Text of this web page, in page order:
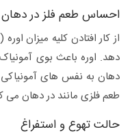
احساس طعم فلز در دهان
دهد. اوره باعث بوی
دهان به نفس های
طعم فلزی مانند در دهان می
حالت تهوع و استفراغ